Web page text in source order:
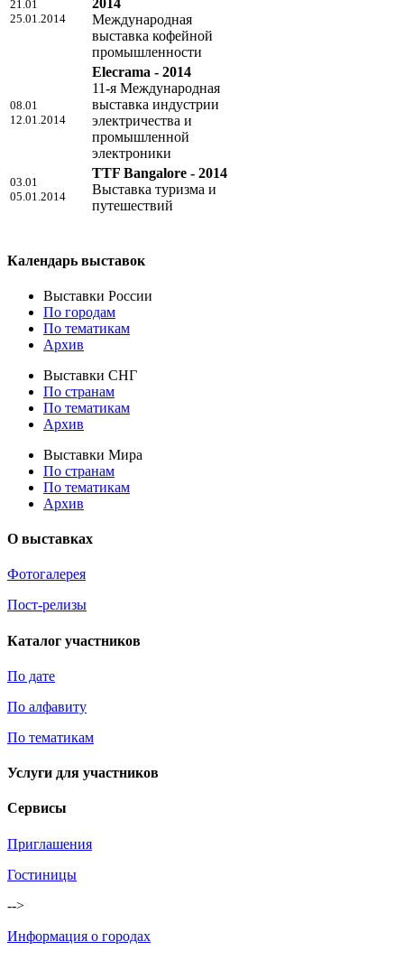
21.01
25.01.2014
2014
Международная
выставка кофейной
промышленности
08.01
12.01.2014
Elecrama - 2014
11-я Международная
выставка индустрии
электричества и
промышленной
электроники
03.01
05.01.2014
TTF Bangalore - 2014
Выставка туризма и
путешествий
Календарь выставок
Выставки России
По городам
По тематикам
Архив
Выставки СНГ
По странам
По тематикам
Архив
Выставки Мира
По странам
По тематикам
Архив
О выставках
Фотогалерея
Пост-релизы
Каталог участников
По дате
По алфавиту
По тематикам
Услуги для участников
Сервисы
Приглашения
Гостиницы
-->
Информация о городах